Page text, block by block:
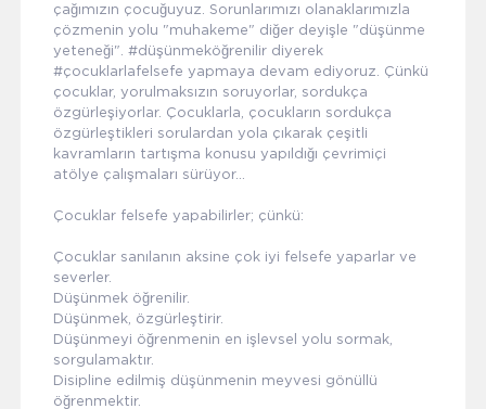
çağımızın çocuğuyuz. Sorunlarımızı olanaklarımızla
çözmenin yolu "muhakeme" diğer deyişle "düşünme
yeteneği". #düşünmeköğrenilir diyerek
#çocuklarlafelsefe yapmaya devam ediyoruz. Çünkü
çocuklar, yorulmaksızın soruyorlar, sordukça
özgürleşiyorlar. Çocuklarla, çocukların sordukça
özgürleştikleri sorulardan yola çıkarak çeşitli
kavramların tartışma konusu yapıldığı çevrimiçi
atölye çalışmaları sürüyor…
Çocuklar felsefe yapabilirler; çünkü:
Çocuklar sanılanın aksine çok iyi felsefe yaparlar ve
severler.
Düşünmek öğrenilir.
Düşünmek, özgürleştirir.
Düşünmeyi öğrenmenin en işlevsel yolu sormak,
sorgulamaktır.
Disipline edilmiş düşünmenin meyvesi gönüllü
öğrenmektir.